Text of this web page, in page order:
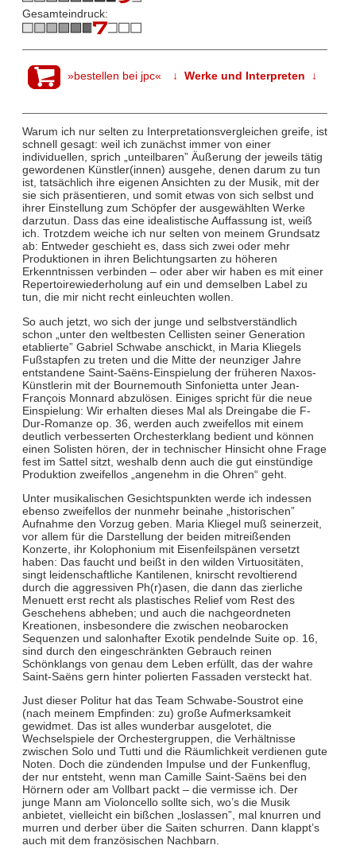
Gesamteindruck:
»bestellen bei jpc« ↓ Werke und Interpreten ↓
Warum ich nur selten zu Interpretationsvergleichen greife, ist
schnell gesagt: weil ich zunächst immer von einer
individuellen, sprich „unteilbaren” Äußerung der jeweils tätig
gewordenen Künstler(innen) ausgehe, denen darum zu tun
ist, tatsächlich ihre eigenen Ansichten zu der Musik, mit der
sie sich präsentieren, und somit etwas von sich selbst und
ihrer Einstellung zum Schöpfer der ausgewählten Werke
darzutun. Dass das eine idealistische Auffassung ist, weiß
ich. Trotzdem weiche ich nur selten von meinem Grundsatz
ab: Entweder geschieht es, dass sich zwei oder mehr
Produktionen in ihren Belichtungsarten zu höheren
Erkenntnissen verbinden – oder aber wir haben es mit einer
Repertoirewiederholung auf ein und demselben Label zu
tun, die mir nicht recht einleuchten wollen.
So auch jetzt, wo sich der junge und selbstverständlich
schon „unter den weltbesten Cellisten seiner Generation
etablierte” Gabriel Schwabe anschickt, in Maria Kliegels
Fußstapfen zu treten und die Mitte der neunziger Jahre
entstandene Saint-Saëns-Einspielung der früheren Naxos-
Künstlerin mit der Bournemouth Sinfonietta unter Jean-
François Monnard abzulösen. Einiges spricht für die neue
Einspielung: Wir erhalten dieses Mal als Dreingabe die F-
Dur-Romanze op. 36, werden auch zweifellos mit einem
deutlich verbesserten Orchesterklang bedient und können
einen Solisten hören, der in technischer Hinsicht ohne Frage
fest im Sattel sitzt, weshalb denn auch die gut einstündige
Produktion zweifellos „angenehm in die Ohren“ geht.
Unter musikalischen Gesichtspunkten werde ich indessen
ebenso zweifellos der nunmehr beinahe „historischen”
Aufnahme den Vorzug geben. Maria Kliegel muß seinerzeit,
vor allem für die Darstellung der beiden mitreißenden
Konzerte, ihr Kolophonium mit Eisenfeilspänen versetzt
haben: Das faucht und beißt in den wilden Virtuositäten,
singt leidenschaftliche Kantilenen, knirscht revoltierend
durch die aggressiven Ph(r)asen, die dann das zierliche
Menuett erst recht als plastisches Relief vom Rest des
Geschehens abheben; und auch die nachgeordneten
Kreationen, insbesondere die zwischen neobarocken
Sequenzen und salonhafter Exotik pendelnde Suite op. 16,
sind durch den eingeschränkten Gebrauch reinen
Schönklangs von genau dem Leben erfüllt, das der wahre
Saint-Saëns gern hinter polierten Fassaden versteckt hat.
Just dieser Politur hat das Team Schwabe-Soustrot eine
(nach meinem Empfinden: zu) große Aufmerksamkeit
gewidmet. Das ist alles wunderbar ausgelotet, die
Wechselspiele der Orchestergruppen, die Verhältnisse
zwischen Solo und Tutti und die Räumlichkeit verdienen gute
Noten. Doch die zündenden Impulse und der Funkenflug,
der nur entsteht, wenn man Camille Saint-Saëns bei den
Hörnern oder am Vollbart packt – die vermisse ich. Der
junge Mann am Violoncello sollte sich, wo’s die Musik
anbietet, vielleicht ein bißchen „loslassen”, mal knurren und
murren und derber über die Saiten schurren. Dann klappt’s
auch mit dem französischen Nachbarn.